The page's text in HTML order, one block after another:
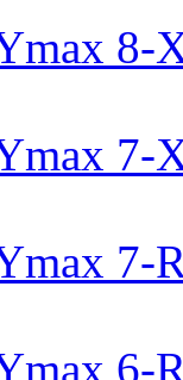
8-
7-
7-
6-